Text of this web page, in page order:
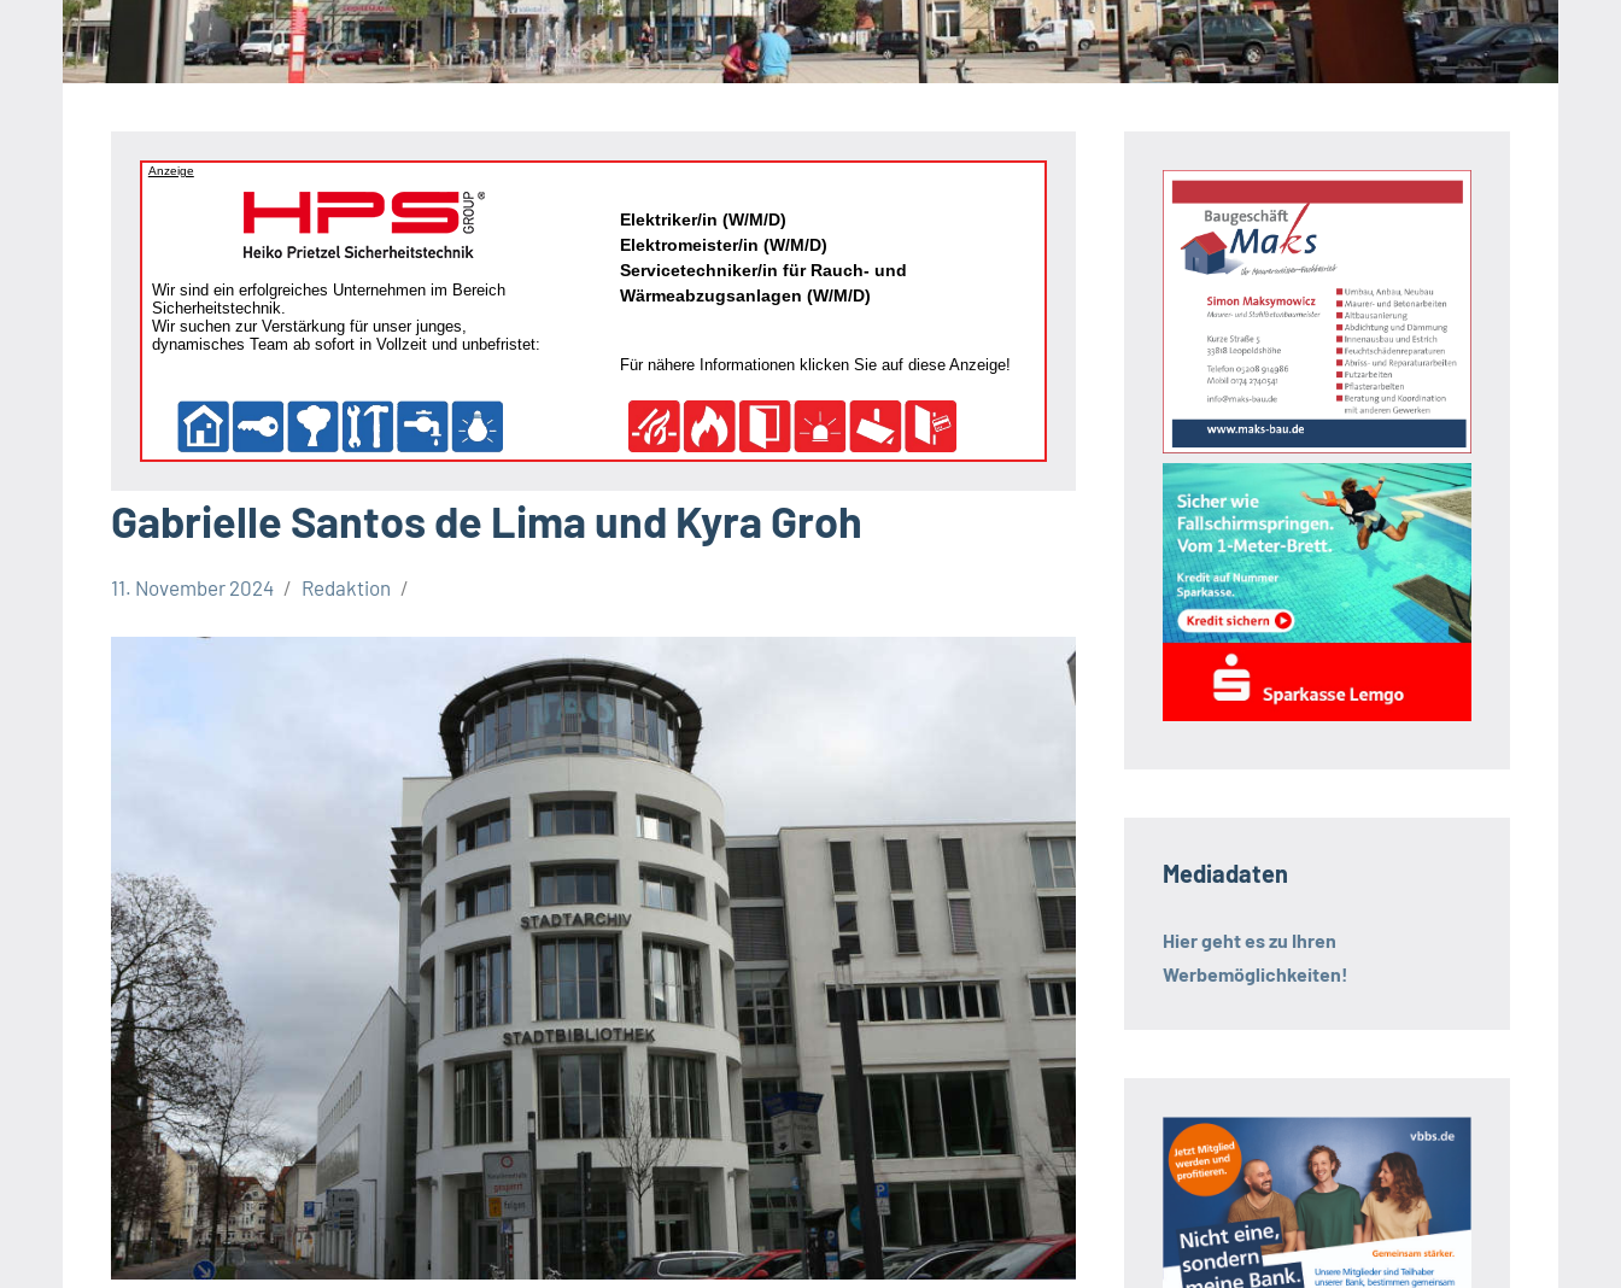
Heipke,
Leopoldshöhe,
Anzeige
Wir sind ein erfolgreiches Unternehmen im Bereich
Sicherheitstechnik.
Wir suchen zur Verstärkung für unser junges,
dynamisches Team ab sofort in Vollzeit und unbefristet:
Elektriker/in (W/M/D)
Elektromeister/in (W/M/D)
Servicetechniker/in für Rauch- und
Wärmeabzugsanlagen (W/M/D)
Für nähere Informationen klicken Sie auf diese Anzeige!
Gabrielle Santos de Lima und Kyra Groh
Bielefeld
11. November 2024 Redaktion
Mediadaten
Hier geht es zu Ihren
Werbemöglichkeiten!